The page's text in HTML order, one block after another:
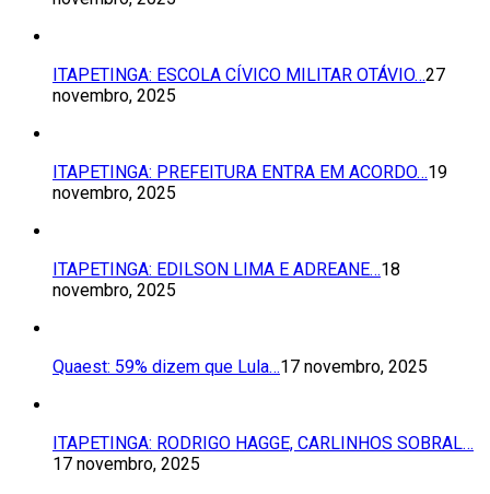
ITAPETINGA: ESCOLA CÍVICO MILITAR OTÁVIO…27
novembro, 2025
ITAPETINGA: PREFEITURA ENTRA EM ACORDO…19
novembro, 2025
ITAPETINGA: EDILSON LIMA E ADREANE…18
novembro, 2025
Quaest: 59% dizem que Lula…17 novembro, 2025
ITAPETINGA: RODRIGO HAGGE, CARLINHOS SOBRAL…
17 novembro, 2025